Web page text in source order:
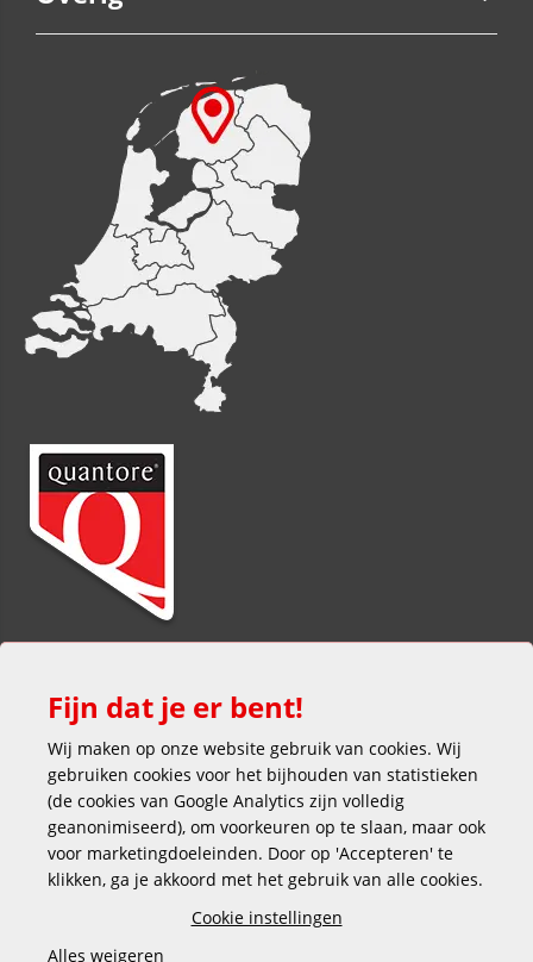
Veilig en gemakkelijk betalen
Fijn dat je er bent!
Wij maken op onze website gebruik van cookies. Wij
gebruiken cookies voor het bijhouden van statistieken
(de cookies van Google Analytics zijn volledig
geanonimiseerd), om voorkeuren op te slaan, maar ook
voor marketingdoeleinden. Door op 'Accepteren' te
klikken, ga je akkoord met het gebruik van alle cookies.
Cookie instellingen
Alles weigeren